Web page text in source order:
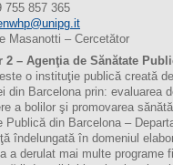
755 857 365
Masanotti – Cercetător
2 – Agenţia de Sănătate
o instituţie publică creată
din Barcelona prin: evaluarea
a bolilor şi promovarea
Publică din Barcelona –
îndelungată în domeniul
a derulat mai multe programe